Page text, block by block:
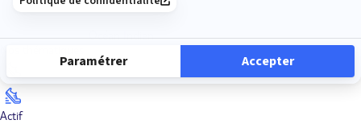
Océan Indien
Actif